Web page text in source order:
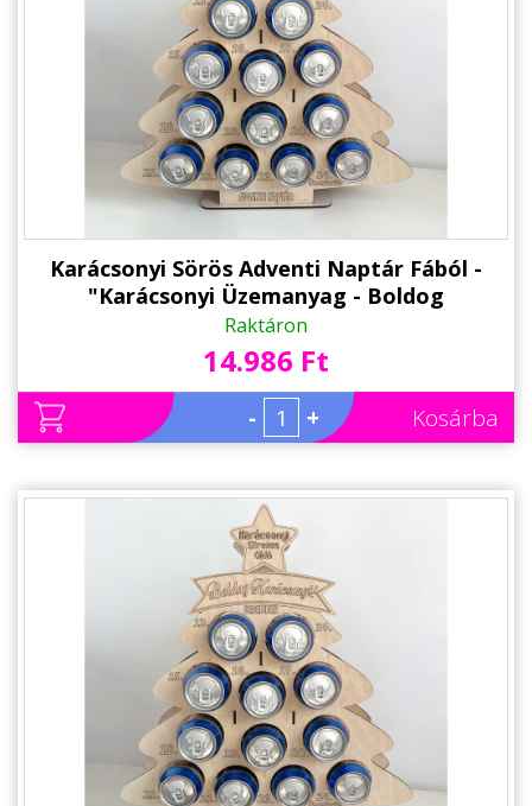
Karácsonyi Sörös Adventi Naptár Fából -
"Karácsonyi Üzemanyag - Boldog
Karácsonyt" felirattal - 12 Dobozos
Sörtartó - Karácsonyi Ajándék
Raktáron
14.986 Ft
- + Kosárba